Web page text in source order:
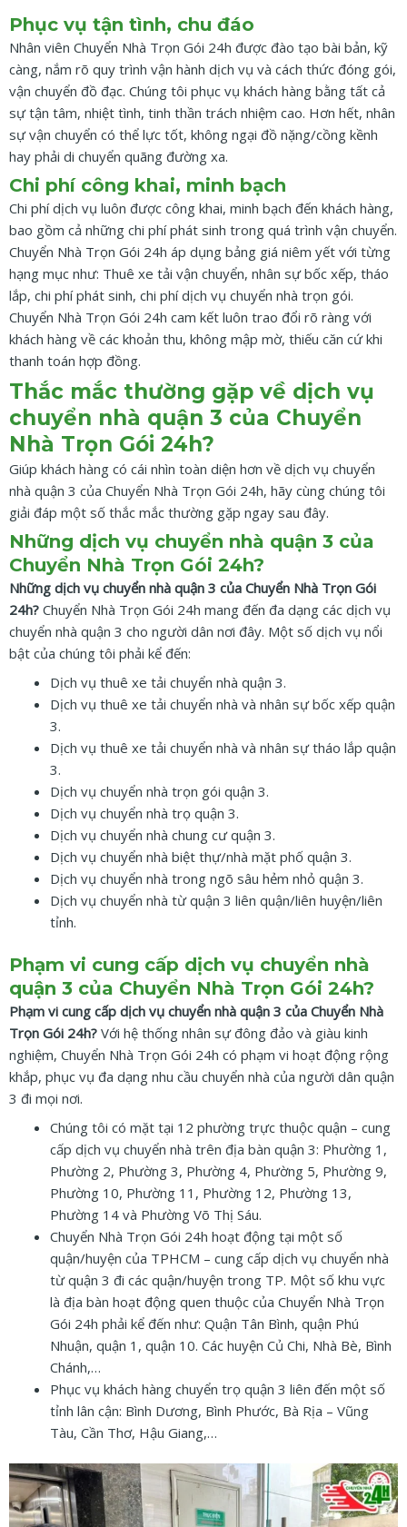
Phục vụ tận tình, chu đáo
Nhân viên Chuyển Nhà Trọn Gói 24h được đào tạo bài bản, kỹ
càng, nắm rõ quy trình vận hành dịch vụ và cách thức đóng gói,
vận chuyển đồ đạc. Chúng tôi phục vụ khách hàng bằng tất cả
sự tận tâm, nhiệt tình, tinh thần trách nhiệm cao. Hơn hết, nhân
sự vận chuyển có thể lực tốt, không ngại đồ nặng/cồng kềnh
hay phải di chuyển quãng đường xa.
Chi phí công khai, minh bạch
Chi phí dịch vụ luôn được công khai, minh bạch đến khách hàng,
bao gồm cả những chi phí phát sinh trong quá trình vận chuyển.
Chuyển Nhà Trọn Gói 24h áp dụng bảng giá niêm yết với từng
hạng mục như: Thuê xe tải vận chuyển, nhân sự bốc xếp, tháo
lắp, chi phí phát sinh, chi phí dịch vụ chuyển nhà trọn gói.
Chuyển Nhà Trọn Gói 24h cam kết luôn trao đổi rõ ràng với
khách hàng về các khoản thu, không mập mờ, thiếu căn cứ khi
thanh toán hợp đồng.
Thắc mắc thường gặp về dịch vụ
chuyển nhà quận 3 của Chuyển
Nhà Trọn Gói 24h?
Giúp khách hàng có cái nhìn toàn diện hơn về dịch vụ chuyển
nhà quận 3 của Chuyển Nhà Trọn Gói 24h, hãy cùng chúng tôi
giải đáp một số thắc mắc thường gặp ngay sau đây.
Những dịch vụ chuyển nhà quận 3 của
Chuyển Nhà Trọn Gói 24h?
Những dịch vụ chuyển nhà quận 3 của Chuyển Nhà Trọn Gói
24h? Chuyển Nhà Trọn Gói 24h mang đến đa dạng các dịch vụ
chuyển nhà quận 3 cho người dân nơi đây. Một số dịch vụ nổi
bật của chúng tôi phải kể đến:
Dịch vụ thuê xe tải chuyển nhà quận 3.
Dịch vụ thuê xe tải chuyển nhà và nhân sự bốc xếp quận
3.
Dịch vụ thuê xe tải chuyển nhà và nhân sự tháo lắp quận
3.
Dịch vụ chuyển nhà trọn gói quận 3.
Dịch vụ chuyển nhà trọ quận 3.
Dịch vụ chuyển nhà chung cư quận 3.
Dịch vụ chuyển nhà biệt thự/nhà mặt phố quận 3.
Dịch vụ chuyển nhà trong ngõ sâu hẻm nhỏ quận 3.
Dịch vụ chuyển nhà từ quận 3 liên quận/liên huyện/liên
tỉnh.
Phạm vi cung cấp dịch vụ chuyển nhà
quận 3 của Chuyển Nhà Trọn Gói 24h?
Phạm vi cung cấp dịch vụ chuyển nhà quận 3 của Chuyển Nhà
Trọn Gói 24h? Với hệ thống nhân sự đông đảo và giàu kinh
nghiệm, Chuyển Nhà Trọn Gói 24h có phạm vi hoạt động rộng
khắp, phục vụ đa dạng nhu cầu chuyển nhà của người dân quận
3 đi mọi nơi.
Chúng tôi có mặt tại 12 phường trực thuộc quận – cung
cấp dịch vụ chuyển nhà trên địa bàn quận 3: Phường 1,
Phường 2, Phường 3, Phường 4, Phường 5, Phường 9,
Phường 10, Phường 11, Phường 12, Phường 13,
Phường 14 và Phường Võ Thị Sáu.
Chuyển Nhà Trọn Gói 24h hoạt động tại một số
quận/huyện của TPHCM – cung cấp dịch vụ chuyển nhà
từ quận 3 đi các quận/huyện trong TP. Một số khu vực
là địa bàn hoạt động quen thuộc của Chuyển Nhà Trọn
Gói 24h phải kể đến như: Quận Tân Bình, quận Phú
Nhuận, quận 1, quận 10. Các huyện Củ Chi, Nhà Bè, Bình
Chánh,…
Phục vụ khách hàng chuyển trọ quận 3 liên đến một số
tỉnh lân cận: Bình Dương, Bình Phước, Bà Rịa – Vũng
Tàu, Cần Thơ, Hậu Giang,…